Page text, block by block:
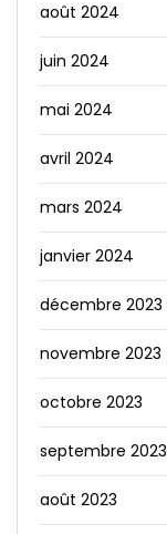
août 2024
juin 2024
mai 2024
avril 2024
mars 2024
janvier 2024
décembre 2023
novembre 2023
octobre 2023
septembre 2023
août 2023